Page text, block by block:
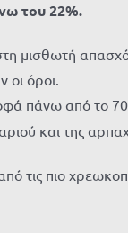
του 22%.
μισθωτή
οι όροι.
πάνω από το
και της
τις πιο